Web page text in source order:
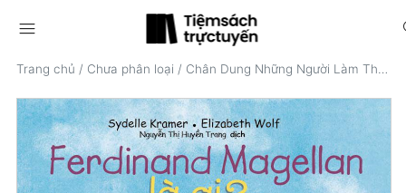
menu
Trang chủ / Chưa phân loại / Chân Dung Những Người Làm Thay Đổi Thế Giới: Ferdinand Magellan là ai?